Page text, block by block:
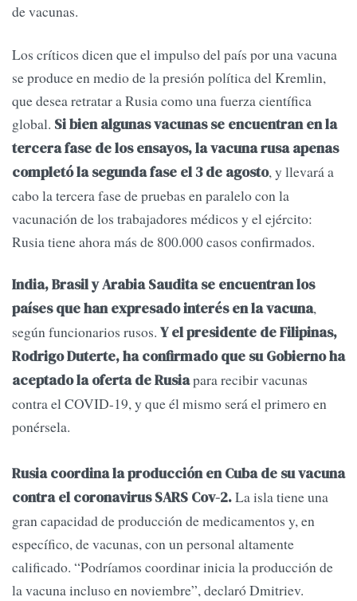
de vacunas.
Los críticos dicen que el impulso del país por una vacuna
se produce en medio de la presión política del Kremlin,
que desea retratar a Rusia como una fuerza científica
global. Si bien algunas vacunas se encuentran en la
tercera fase de los ensayos, la vacuna rusa apenas
completó la segunda fase el 3 de agosto, y llevará a
cabo la tercera fase de pruebas en paralelo con la
vacunación de los trabajadores médicos y el ejército:
Rusia tiene ahora más de 800.000 casos confirmados.
India, Brasil y Arabia Saudita se encuentran los
países que han expresado interés en la vacuna,
según funcionarios rusos. Y el presidente de Filipinas,
Rodrigo Duterte, ha confirmado que su Gobierno ha
aceptado la oferta de Rusiapara recibir vacunas
contra el COVID-19, y que él mismo será el primero en
ponérsela.
Rusia coordina la producción en Cuba de su vacuna
contra el coronavirus SARS Cov-2.La isla tiene una
gran capacidad de producción de medicamentos y, en
específico, de vacunas, con un personal altamente
calificado. “Podríamos coordinar inicia la producción de
la vacuna incluso en noviembre”, declaró Dmitriev.